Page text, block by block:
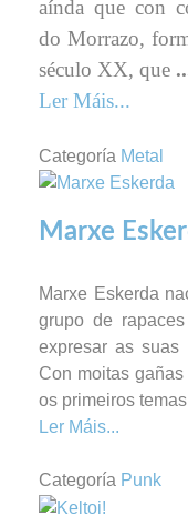
aínda que con
do Morrazo,
século XX, que
Ler Máis...
Categoría Metal
Marxe
Marxe Eskerda
grupo de
expresar as suas
Con moitas
os primeiros
Ler Máis...
Categoría Punk